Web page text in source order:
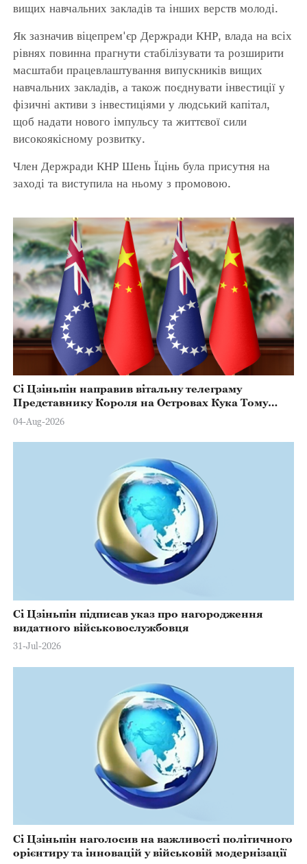
вищих навчальних закладів та інших верств молоді.
Як зазначив віцепрем'єр Держради КНР, влада на всіх
рівнях повинна прагнути стабілізувати та розширити
масштаби працевлаштування випускників вищих
навчальних закладів, а також поєднувати інвестиції у
фізичні активи з інвестиціями у людський капітал,
щоб надати нового імпульсу та життєвої сили
високоякісному розвитку.
Член Держради КНР Шень Їцінь була присутня на
заході та виступила на ньому з промовою.
Сі Цзіньпін направив вітальну телеграму
Представнику Короля на Островах Кука Тому
Марстерсу з нагоди Дня Конституції
04-Aug-2026
Сі Цзіньпін підписав указ про нагородження
видатного військовослужбовця
31-Jul-2026
Сі Цзіньпін наголосив на важливості політичного
орієнтиру та інновацій у військовій модернізації